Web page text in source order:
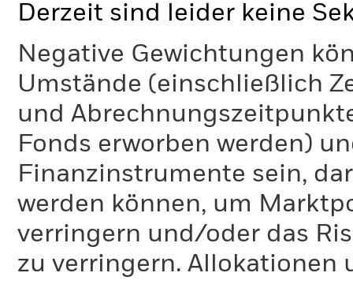
Derzeit sind leider keine
Negative Gewichtungen
Umstände (einschließlich
und
Fonds erworben werden)
Finanzinstrumente sein,
werden können, um
verringern und/oder das
zu verringern. Allokationen